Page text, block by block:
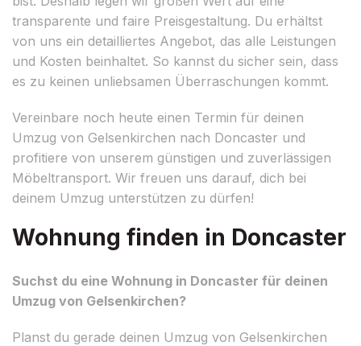
transparente und faire Preisgestaltung. Du erhältst
von uns ein detailliertes Angebot, das alle Leistungen
und Kosten beinhaltet. So kannst du sicher sein, dass
es zu keinen unliebsamen Überraschungen kommt.
Vereinbare noch heute einen Termin für deinen
Umzug von Gelsenkirchen nach Doncaster und
profitiere von unserem günstigen und zuverlässigen
Möbeltransport. Wir freuen uns darauf, dich bei
deinem Umzug unterstützen zu dürfen!
Wohnung finden in Doncaster
Suchst du eine Wohnung in Doncaster für deinen
Umzug von Gelsenkirchen?
Planst du gerade deinen Umzug von Gelsenkirchen